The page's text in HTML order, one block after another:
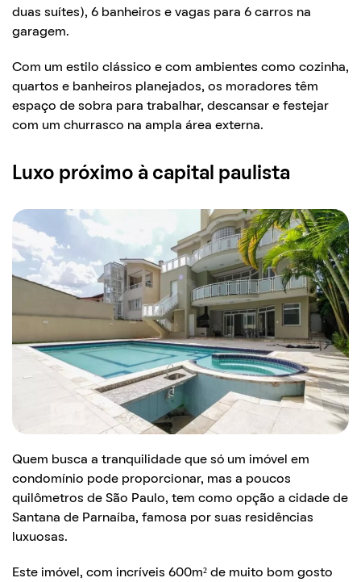
duas suítes), 6 banheiros e vagas para 6 carros na
garagem.
Com um estilo clássico e com ambientes como cozinha,
quartos e banheiros planejados, os moradores têm
espaço de sobra para trabalhar, descansar e festejar
com um churrasco na ampla área externa.
Luxo próximo à capital paulista
Quem busca a tranquilidade que só um imóvel em
condomínio pode proporcionar, mas a poucos
quilômetros de São Paulo, tem como opção a cidade de
Santana de Parnaíba, famosa por suas residências
luxuosas.
Este imóvel, com incríveis 600m² de muito bom gosto